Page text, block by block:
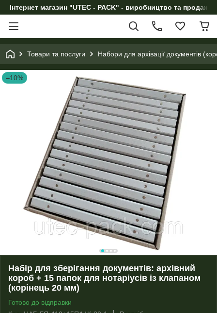
Інтернет магазин "UTEC - PACK" - виробництво та продаж
Товари та послуги Набори для архівації документів
–10%
Набір для зберігання документів: архівний
короб + 15 папок для нотаріусів із клапаном
(корінець 20 мм)
Готово до відправки